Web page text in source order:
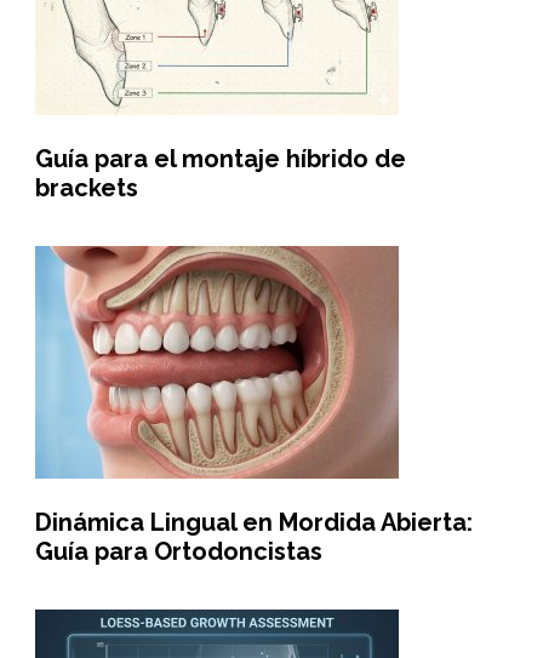
Guía para el montaje híbrido de
brackets
Dinámica Lingual en Mordida Abierta:
Guía para Ortodoncistas